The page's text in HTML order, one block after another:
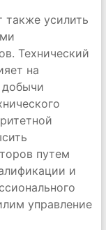
также усилить
Технический
на
добычи
путем
и
управление